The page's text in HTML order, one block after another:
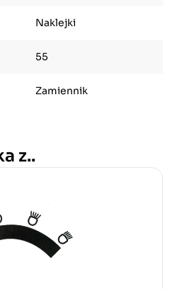
Naklejki
55
Zamiennik
z..